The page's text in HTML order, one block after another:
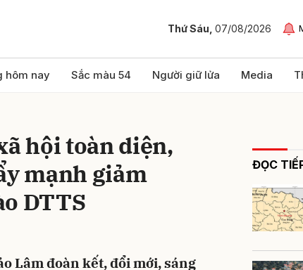
Thứ Sáu, 07/08/2026
hôm nay Sắc màu 54 Người giữ lửa Media
hội toàn diện,
mạnh giảm
DTTS
Lâm đoàn kết, đổi mới, sáng
ĐỌC
Gửi